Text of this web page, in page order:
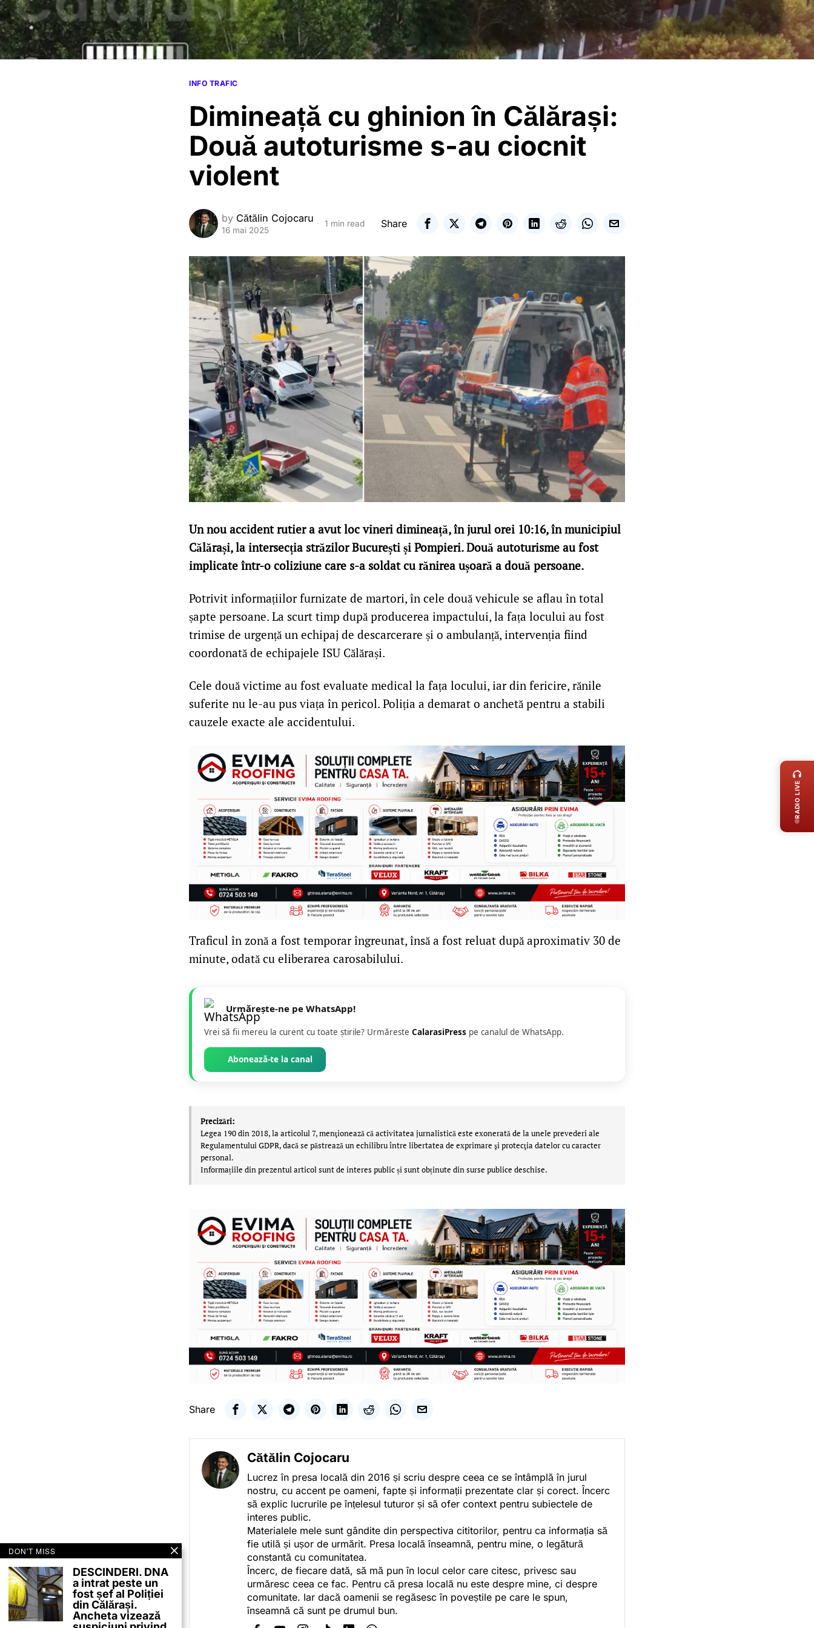
INFO TRAFIC
Dimineață cu ghinion în Călărași:
Două autoturisme s-au ciocnit
violent
by Cătălin Cojocaru
16 mai 2025
1 min read Share
Un nou accident rutier a avut loc vineri dimineață, în jurul orei 10:16, în municipiul
Călărași, la intersecția străzilor București și Pompieri. Două autoturisme au fost
implicate într-o coliziune care s-a soldat cu rănirea ușoară a două persoane.
Potrivit informațiilor furnizate de martori, în cele două vehicule se aflau în total
șapte persoane. La scurt timp după producerea impactului, la fața locului au fost
trimise de urgență un echipaj de descarcerare și o ambulanță, intervenția fiind
coordonată de echipajele ISU Călărași.
Cele două victime au fost evaluate medical la fața locului, iar din fericire, rănile
suferite nu le-au pus viața în pericol. Poliția a demarat o anchetă pentru a stabili
cauzele exacte ale accidentului.
Traficul în zonă a fost temporar îngreunat, însă a fost reluat după aproximativ 30 de
minute, odată cu eliberarea carosabilului.
Urmărește-ne pe WhatsApp!
Vrei să fii mereu la curent cu toate știrile? Urmăreste CalarasiPress pe canalul de WhatsApp.
Abonează-te la canal
Precizări:
Legea 190 din 2018, la articolul 7, menţionează că activitatea jurnalistică este exonerată de la unele prevederi ale
Regulamentului GDPR, dacă se păstrează un echilibru între libertatea de exprimare şi protecţia datelor cu caracter
personal.
Informațiile din prezentul articol sunt de interes public și sunt obținute din surse publice deschise.
Share
Cătălin Cojocaru
Lucrez în presa locală din 2016 și scriu despre ceea ce se întâmplă în jurul
nostru, cu accent pe oameni, fapte și informații prezentate clar și corect. Încerc
să explic lucrurile pe înțelesul tuturor și să ofer context pentru subiectele de
interes public.
Materialele mele sunt gândite din perspectiva cititorilor, pentru ca informația să
fie utilă și ușor de urmărit. Presa locală înseamnă, pentru mine, o legătură
constantă cu comunitatea.
Încerc, de fiecare dată, să mă pun în locul celor care citesc, privesc sau
urmăresc ceea ce fac. Pentru că presa locală nu este despre mine, ci despre
comunitate. Iar dacă oamenii se regăsesc în poveștile pe care le spun,
înseamnă că sunt pe drumul bun.
RADIO LIVE
DON'T MISS
DESCINDERI. DNA
a intrat peste un
fost șef al Poliției
din Călărași.
Ancheta vizează